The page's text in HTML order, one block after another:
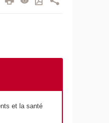
et la santé